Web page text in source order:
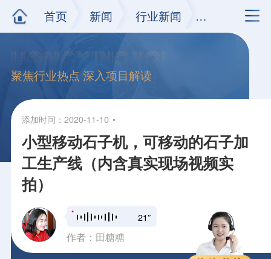
首页 新闻 行业新闻 正文
聚焦行业热点 深入项目解读
添加时间：2020-11-10
小型移动石子机，可移动的石子加
工生产线（内含真实现场视频实
拍）
21″
作者：田糖糖